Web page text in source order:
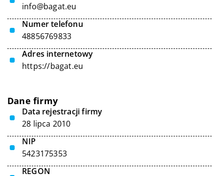
info@bagat.eu
Numer telefonu
48856769833
Adres internetowy
https://bagat.eu
Dane firmy
Data rejestracji firmy
28 lipca 2010
NIP
5423175353
REGON